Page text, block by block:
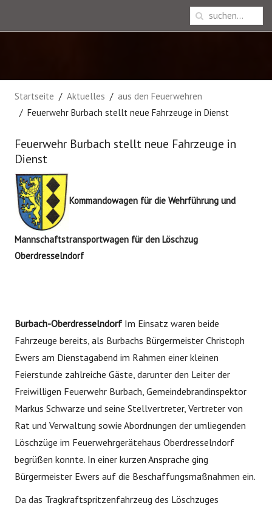
Startseite Aktuelles
aus den Feuerwehren
Feuerwehr Burbach stellt neue Fahrzeuge in Dienst
Feuerwehr Burbach stellt neue Fahrzeuge in
Dienst
Kommandowagen für die Wehrführung und
Mannschaftstransportwagen für den Löschzug
Oberdresselndorf
Burbach-Oberdresselndorf Im Einsatz waren beide
Fahrzeuge bereits, als Burbachs Bürger­meister Christoph
Ewers am Dienstagabend im Rahmen einer kleinen
Feierstunde zahlreiche Gäste, darunter den Leiter der
Freiwilligen Feuerwehr Burbach, Gemeindebrandinspektor
Markus Schwarze und seine Stellvertreter, Vertreter von
Rat und Verwaltung sowie Abordnungen der umliegenden
Löschzüge im Feuer­wehrgerätehaus Oberdresselndorf
begrüßen konnte. In einer kurzen Ansprache ging
Bürgermeister Ewers auf die Beschaffungsmaßnahmen ein.
Da das Tragkraftspritzenfahrzeug des Löschzuges